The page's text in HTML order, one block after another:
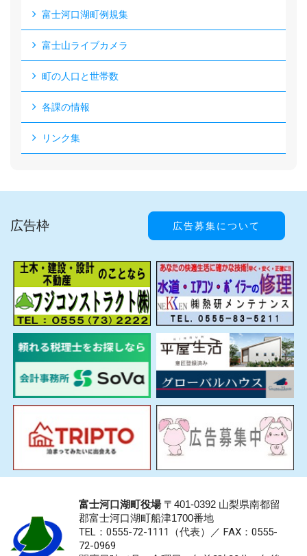
富士河口湖町例規集
富士山ライブカメラ
町の人口と世帯数
各課の情報
リンク集
広告枠 広告募集について
富士河口湖町役場〒401-0392 山梨県南都留
郡富士河口湖町船津1700番地
TEL：0555-72-1111 （代表）／ FAX：0555-
72-0969